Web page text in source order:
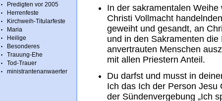
Predigten vor 2005
Herrenfeste
Kirchweih-Titularfeste
Maria
Heilige
Besonderes
Trauung-Ehe
Tod-Trauer
ministrantenanwaerter
In der sakramentalen
Christi Vollmacht
geweiht und gesandt, an
und in den Sakramenten
anvertrauten Menschen
mit allen Priestern Anteil.
Du darfst und musst in
Ich das Ich der Person
der Sündenvergebung „Ich